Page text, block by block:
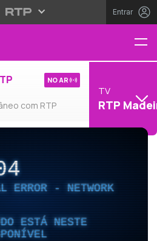
Entrar
com RTP
NO AR
TV
RTP
ERROR - NETWORK
ESTÁ NESTE